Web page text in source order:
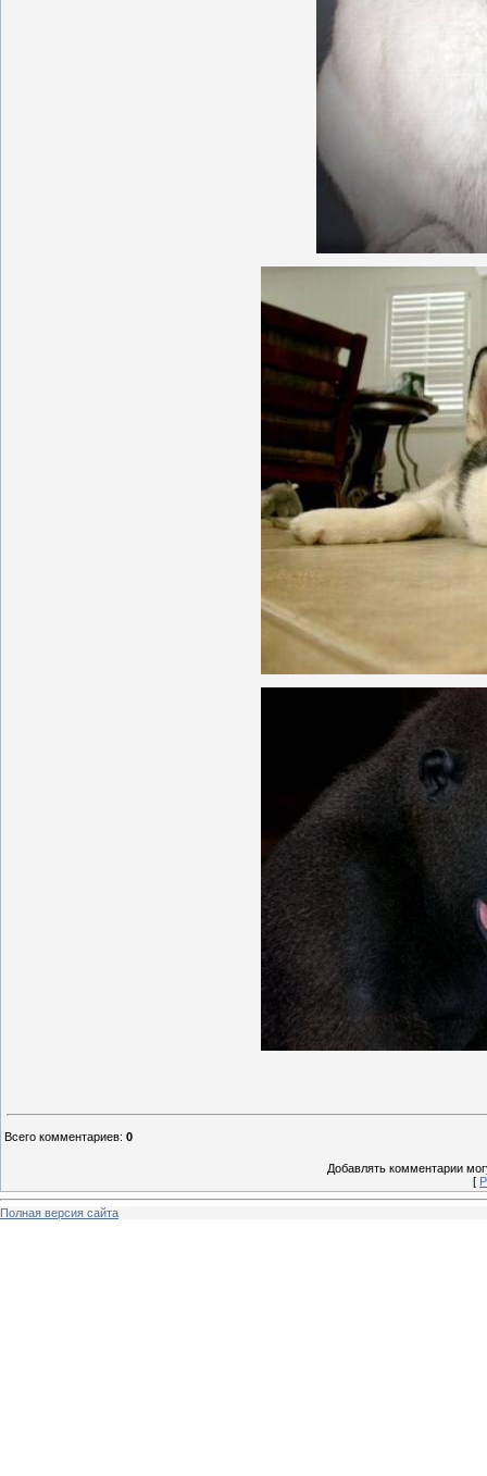
Всего комментариев: 0
Добавлять комментарии
[
Полная версия сайта